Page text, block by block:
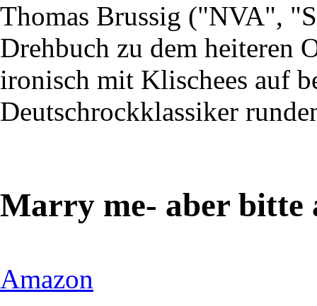
Thomas Brussig ("NVA",
Drehbuch zu dem heiteren
ironisch mit Klischees auf
Deutschrockklassiker
Marry me- aber bitte
Amazon